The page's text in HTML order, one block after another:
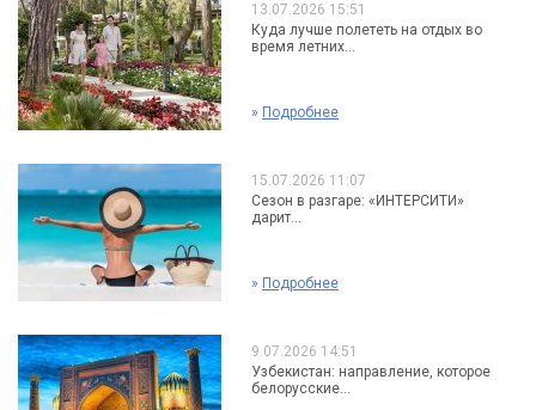
13.07.2026 15:51
Куда лучше полететь на отдых во
время летних...
» Подробнее
15.07.2026 11:07
Сезон в разгаре: «ИНТЕРСИТИ»
дарит...
» Подробнее
9.07.2026 14:51
Узбекистан: направление, которое
белорусские...